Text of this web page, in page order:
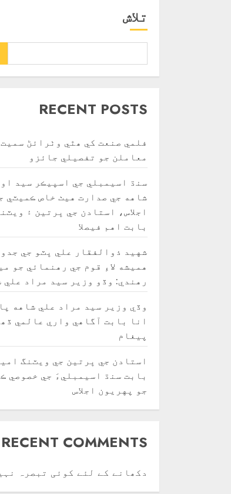
تلاش
RECENT POSTS
فلمي صنعت کي ھٿي وٺرائڻ
معاملن جو تفصيلي جائزو
سنڌ اسيمبلي جي اسپيڪر سيد
شاهه جي صدارت هيٺ خاص ڪميٽي
اجلاس، استادن جي ڀرتين ۽
بابت اهم فيصلا
شهيد ذوالفقار علي ڀٽو جي
هميشه لاءِ قوم جي رهنمائي جو
رهندي: وڏو وزير سيد مراد علي
وڏي وزير سيد مراد علي شاهه
انا بابت آگاهي واري عالمي
پيغام
استادن جي ڀرتين جي ويٽنگ
بابت سنڌ اسيمبليءَ جي خصوصي
جو پهريون اجلاس
RECENT COMMENTS
دکھانے کے لئے کوئی تبصرہ